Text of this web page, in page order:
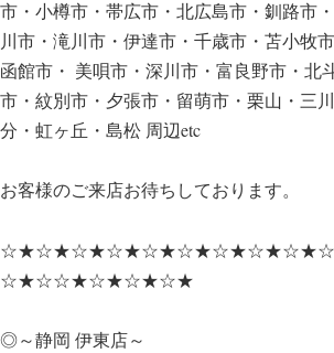
市・小樽市・帯広市・北広島市・釧路市
川市・滝川市・伊達市・千歳市・苫小牧
函館市・ 美唄市・深川市・富良野市・北
市・紋別市・夕張市・留萌市・栗山・三
分・虹ヶ丘・島松 周辺etc
お客様のご来店お待ちしております。
☆★☆☆★☆★☆★☆★
◎～静岡 伊東店～